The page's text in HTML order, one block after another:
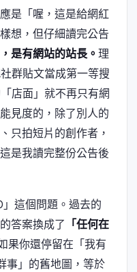
是「喔，這是給網紅
想，但仔細讀完公告
是有網站的站長。 理
群貼文當成第一等搜
店面」就不再只有網
見度的，除了別人的
只拍短片的創作者，
是我讀完整份公告後
這個問題。過去的
答案換成了 「任何在
果你還停留在「我有
事」的舊地圖，等於